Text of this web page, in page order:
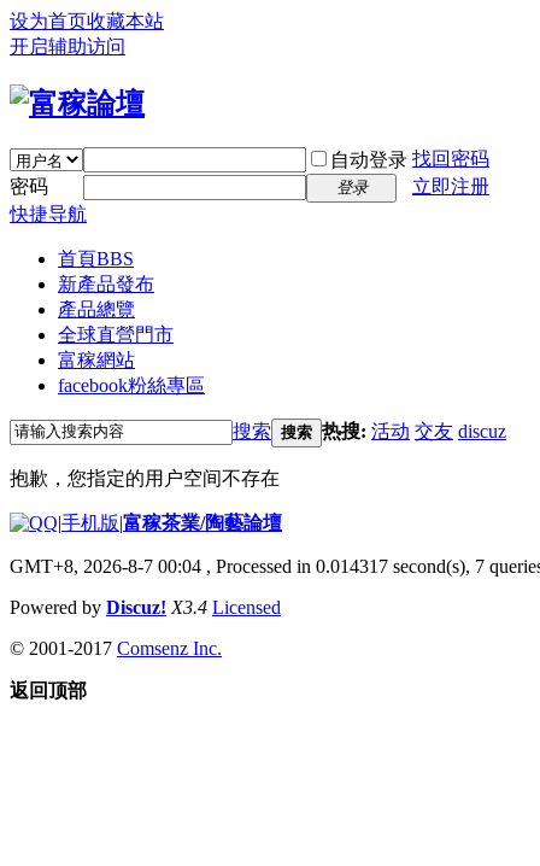
设为首页收藏本站
开启辅助访问
自动登录 找回密码
密码
登录
立即注册
快捷导航
首頁BBS
新產品發布
產品總覽
全球直營門市
富稼網站
facebook粉絲專區
搜索 搜索 热搜: 活动 交友 discuz
抱歉，您指定的用户空间不存在
|手机版|富稼茶業/陶藝論壇
GMT+8, 2026-8-7 00:04 , Processed in 0.014317 second(s), 7
Powered by Discuz! X3.4 Licensed
© 2001-2017 Comsenz Inc.
返回顶部